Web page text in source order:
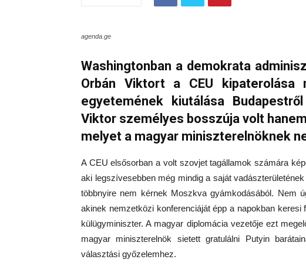
agenda.ge
Washingtonban a demokrata
Orbán Viktort a CEU kipaterolása
egyetemének kiutálása
Viktor személyes bosszúja volt
melyet a magyar miniszterelnöknek
A CEU elsősorban a volt szovjet tagállamok számára
aki legszívesebben még mindig a saját
többnyire nem kérnek Moszkva gyámkodásából. Nem
akinek nemzetközi konferenciáját épp a napokban
külügyminiszter. A magyar diplomácia vezetője ezt
magyar miniszterelnök sietett gratulálni Putyin
választási győzelemhez.